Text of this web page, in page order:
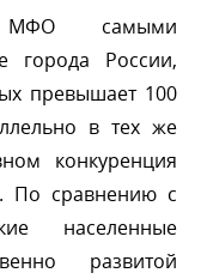
самыми
города России,
превышает 100
в тех же
конкуренция
По сравнению с
населенные
развитой